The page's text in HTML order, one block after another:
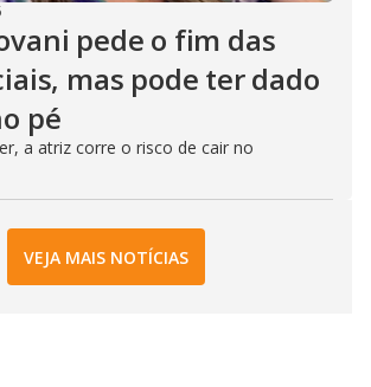
pede o fim das
mas pode ter dado
pé
a atriz corre o risco de cair no
VEJA MAIS NOTÍCIAS